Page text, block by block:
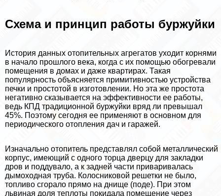
Схема и принцип работы буржуйки
История данных отопительных агрегатов уходит корнями
в начало прошлого века, когда с их помощью обогревали
помещения в домах и даже квартирах. Такая
популярность объясняется примитивностью устройства
печки и простотой в изготовлении. Но эта же простота
негативно сказывается на эффективности ее работы,
ведь КПД традиционной буржуйки вряд ли превышал
45%. Поэтому сегодня ее применяют в основном для
периодического отопления дач и гаражей.
Изначально отопитель представлял собой металлический
корпус, имеющий с одного торца дверцу для закладки
дров и поддувало, а к задней части приваривалась
дымоходная труба. Колосниковой решетки не было,
топливо сгорало прямо на днище (поде). При этом
львиная доля теплоты покидала помещение через